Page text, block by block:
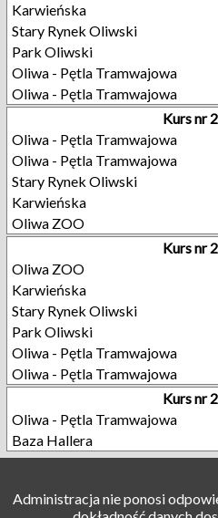
Karwieńska
Stary Rynek Oliwski
Park Oliwski
Oliwa - Pętla Tramwajowa
Oliwa - Pętla Tramwajowa
Kurs nr
Oliwa - Pętla Tramwajowa
Oliwa - Pętla Tramwajowa
Stary Rynek Oliwski
Karwieńska
Oliwa ZOO
Kurs nr
Oliwa ZOO
Karwieńska
Stary Rynek Oliwski
Park Oliwski
Oliwa - Pętla Tramwajowa
Oliwa - Pętla Tramwajowa
Kurs nr
Oliwa - Pętla Tramwajowa
Baza Hallera
Administracja nie ponosi